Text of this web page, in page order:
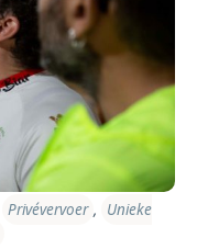
Privévervoer ,
Unieke